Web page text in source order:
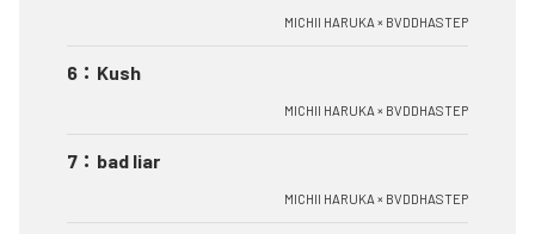
MICHII HARUKA × BVDDHASTEP
6 ： Kush
MICHII HARUKA × BVDDHASTEP
7 ： bad liar
MICHII HARUKA × BVDDHASTEP